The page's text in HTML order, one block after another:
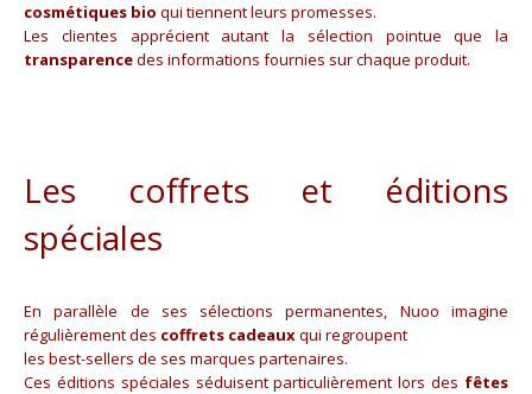
cosmétiques bio qui tiennent leurs promesses.
Les clientes apprécient autant la sélection pointue que la
transparencedes informations fournies sur chaque produit.
Les coffrets et éditions
spéciales
En parallèle de ses sélections permanentes, Nuoo imagine
régulièrement des coffrets cadeauxqui regroupent
les best-sellers de ses marques partenaires.
Ces éditions spéciales séduisent particulièrement lors des fêtes